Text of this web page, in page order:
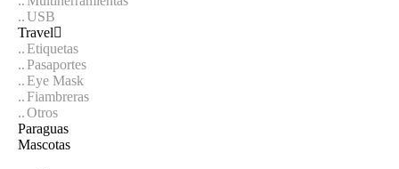
USB
Travel
Etiquetas
Pasaportes
Eye Mask
Fiambreras
Otros
Paraguas
Mascotas